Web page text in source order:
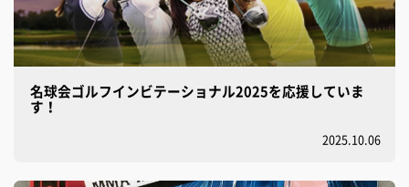
名球会ゴルフインビテーショナル2025を応援していま
す！
2025.10.06